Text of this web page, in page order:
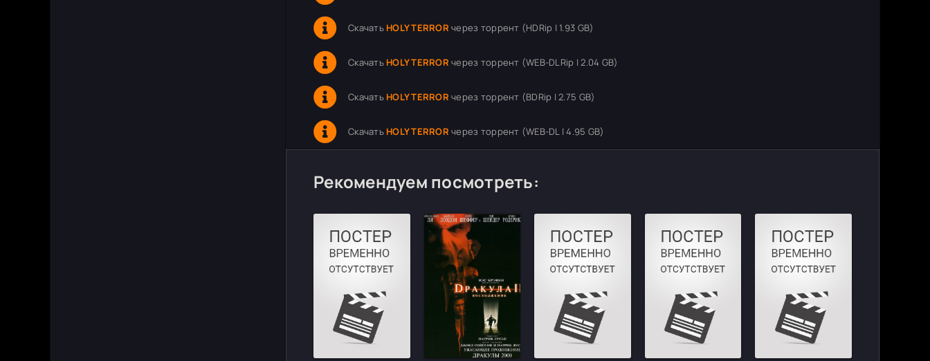
Скачать HOLY TERROR через торрент (HDRip | 1.93 GB)
Скачать HOLY TERROR через торрент (WEB-DLRip | 2.04 GB)
Скачать HOLY TERROR через торрент (BDRip | 2.75 GB)
Скачать HOLY TERROR через торрент (WEB-DL | 4.95 GB)
Рекомендуем посмотреть: